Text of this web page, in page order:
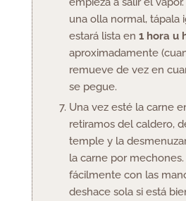
una olla normal, tápala
estará lista en 1 hora u
aproximadamente
remueve de vez en
se pegue.
Una vez esté la carne
retiramos del caldero,
temple y la
la carne por
fácilmente con las
deshace sola si está